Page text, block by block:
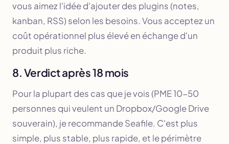
vous aimez l'idée d'ajouter des plugins (notes,
kanban, RSS) selon les besoins. Vous acceptez un
coût opérationnel plus élevé en échange d'un
produit plus riche.
8. Verdict après 18 mois
Pour la plupart des cas que je vois (PME 10-50
personnes qui veulent un Dropbox/Google Drive
souverain), je recommande Seafile. C'est plus
simple, plus stable, plus rapide, et le périmètre